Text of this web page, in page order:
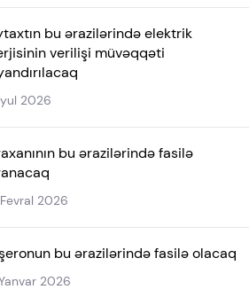
bu ərazilərində elektrik
verilişi müvəqqəti
2026
bu ərazilərində fasilə
2026
bu ərazilərində fasilə olacaq
2026